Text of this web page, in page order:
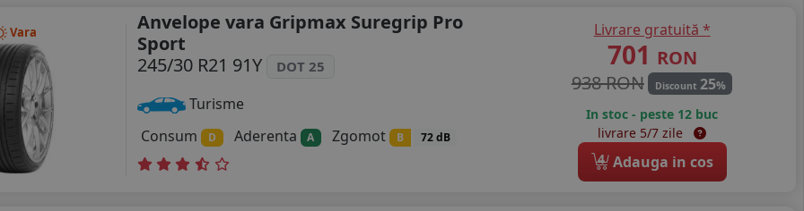
Vara
Anvelope vara Gripmax Suregrip Pro
Sport
245/30 R21 91Y
DOT 25
Turisme
Consum
D Aderenta A Zgomot B 72 dB
Livrare gratuită *
701 RON
938 RON
Discount 25%
In stoc - peste 12 buc
livrare 5/7 zile
4 Adauga in cos